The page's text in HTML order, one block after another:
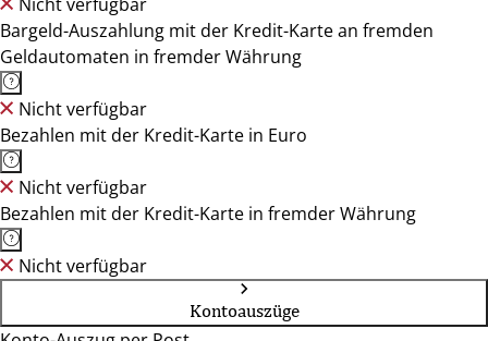
Bargeld-Auszahlung mit der Kredit-Karte an fremden
Geldautomaten in fremder Währung
Nicht verfügbar
Bezahlen mit der Kredit-Karte in Euro
Nicht verfügbar
Bezahlen mit der Kredit-Karte in fremder Währung
Nicht verfügbar
Kontoauszüge